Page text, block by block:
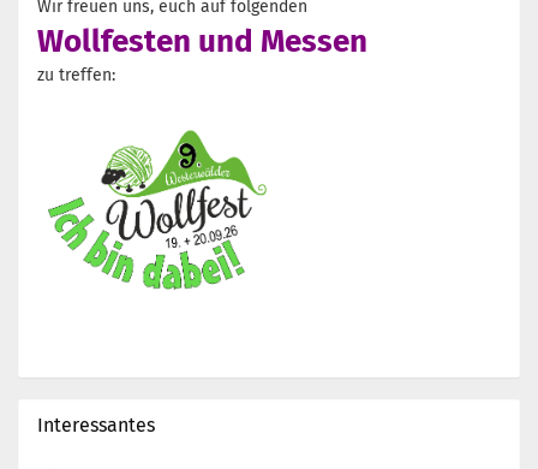
Wir freuen uns, euch auf folgenden
Wollfesten und Messen
zu treffen:
Interessantes